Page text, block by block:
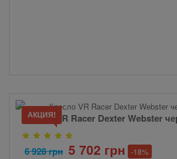
АКЦИЯ!
Кресло VR Racer Dexter Webster
6 928 грн 5 702 грн -18%